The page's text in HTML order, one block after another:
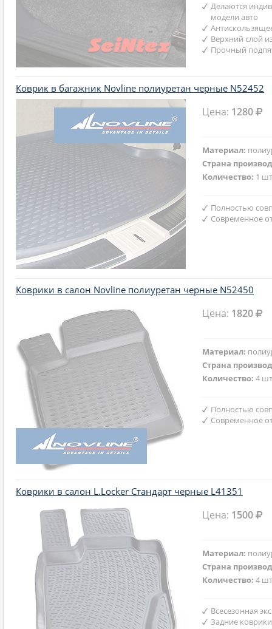
Делаются
модели авто
Верхний слой
Прочный
Коврик в багажник Novline полиуретан черные N52452
Цена: 1280
Материал:
Страна
Количество: 1
Полностью
Современное
Коврики в салон Novline полиуретан черные N52450
Цена: 1820
Материал:
Страна
Количество:4
Полностью
Современное
Коврики в салон L.Locker Стандарт черные L41351
Цена: 1500
Материал:
Страна
Количество:4
Всесезонная
Задние